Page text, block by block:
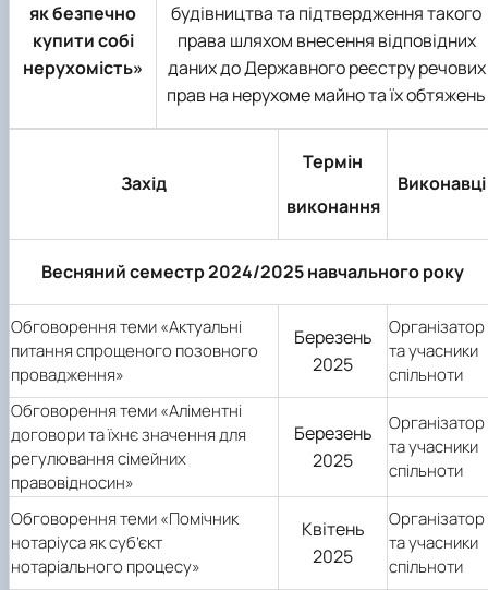
як безпечно
купити собі
нерухомість»
будівництва та підтвердження такого
права шляхом внесення відповідних
даних до Державного реєстру речових
прав на нерухоме майно та їх обтяжень
Захід
Термін
виконання
Виконавці
Весняний семестр 2024/2025 навчального року
Обговорення теми «Актуальні
питання спрощеного позовного
провадження»
Березень
2025
Організатор
та учасники
спільноти
Обговорення теми «Аліментні
договори та їхнє значення для
регулювання сімейних
правовідносин»
Березень
2025
Організатор
та учасники
спільноти
Обговорення теми «Помічник
нотаріуса як суб’єкт
нотаріального процесу»
Квітень
2025
Організатор
та учасники
спільноти